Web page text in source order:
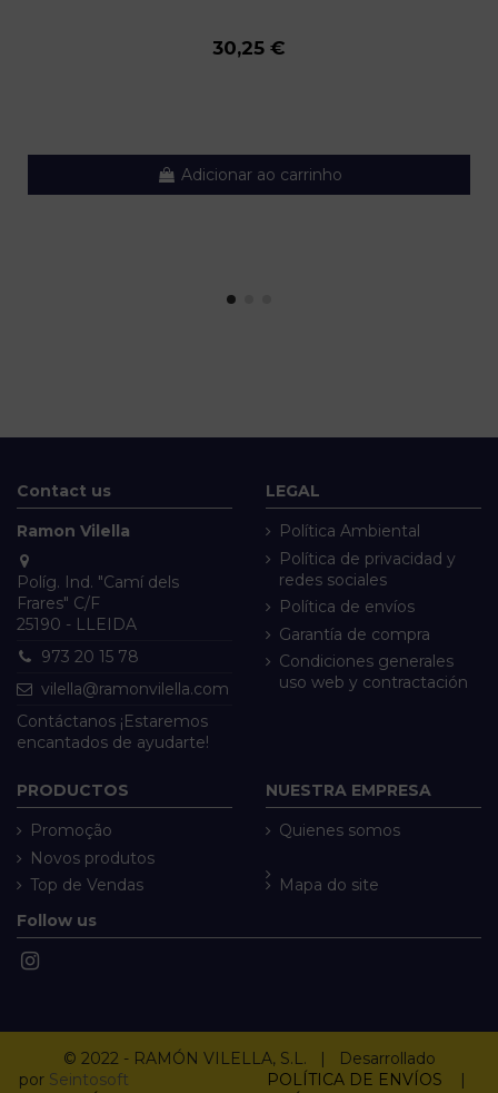
30,25 €
Adicionar ao carrinho
Contact us
Ramon Vilella
Políg. Ind. "Camí dels
Frares" C/F
25190 - LLEIDA
973 20 15 78
vilella@ramonvilella.com
Contáctanos ¡Estaremos
encantados de ayudarte!
LEGAL
Política Ambiental
Política de privacidad y
redes sociales
Política de envíos
Garantía de compra
Condiciones generales
uso web y contractación
PRODUCTOS
Promoção
Novos produtos
Top de Vendas
NUESTRA EMPRESA
Quienes somos
Mapa do site
Follow us
© 2022 - RAMÓN VILELLA, S.L. | Desarrollado
por Seintosoft POLÍTICA DE ENVÍOS
|